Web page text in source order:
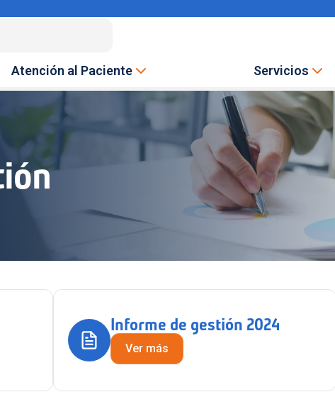
Atención al Paciente Servicios
Informe de gestión 2024
Ver más